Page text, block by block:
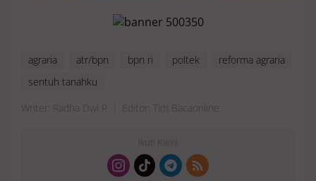
agraria atr/bpn bpn ri poltek
reforma agraria
sentuh tanahku
Writer: Radha Dwi P
Editor: Tim Bacaonline